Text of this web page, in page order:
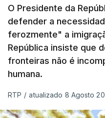
apreendida mais
em todo o ano de 2025.
A ação de prevenção
de embarcações de
utilizam a costa
c/ Lusa
O Presidente da
defender a
ferozmente" a
República insiste que
fronteiras não é
humana.
RTP / atualizado 8 Agosto